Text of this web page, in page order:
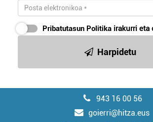
Pribatutasun Politika irakurri eta
Harpidetu
943 16 00 56
goierri@hitza.eus